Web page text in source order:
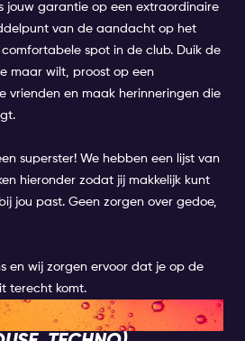
jouw garantie op een extraordinaire
van de aandacht op het
spot in de club. Duik de
maar wilt, proost op een
vrienden en maak herinneringen die
superster! We hebben een lijst van
hieronder zodat jij makkelijk kunt
jou past. Geen zorgen over gedoe,
en wij zorgen ervoor dat je op de
terecht komt.